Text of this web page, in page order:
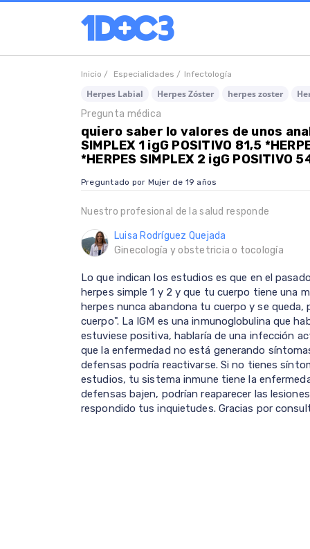
Inicio / Especialidades / Infectología
Herpes Labial Herpes Zóster herpes zoster
Pregunta médica
quiero saber lo valores de unos
SIMPLEX 1 igG POSITIVO 81,5
*HERPES SIMPLEX 2 igG POSITIVO
Preguntado por Mujer de 19 años
Nuestro profesional de la salud responde
Luisa Rodríguez Quejada
Ginecología y obstetricia o tocología
Lo que indican los estudios es que en el
herpes simple 1 y 2 y que tu cuerpo tiene una
herpes nunca abandona tu cuerpo y se
cuerpo". La IGM es una inmunoglobulina que
estuviese positiva, hablaría de una infección
que la enfermedad no está generando
defensas podría reactivarse. Si no tienes
estudios, tu sistema inmune tiene la
defensas bajen, podrían reaparecer las
respondido tus inquietudes. Gracias por